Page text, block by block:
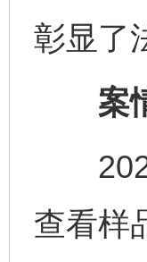
彰显了
案情
2026
查看样